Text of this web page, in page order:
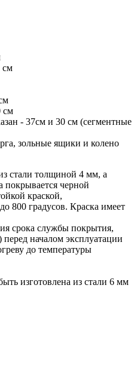
см
см
- 37см и 30 см (сегментные
зольные ящики и колено
стали толщиной 4 мм, а
покрывается черной
краской,
800 градусов. Краска имеет
срока службы покрытия,
началом эксплуатации
до температуры
изготовлена из стали 6 мм